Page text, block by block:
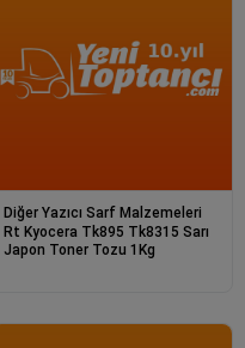
Diğer Yazıcı Sarf Malzemeleri
Rt Kyocera Tk895 Tk8315 Sarı
Japon Toner Tozu 1Kg